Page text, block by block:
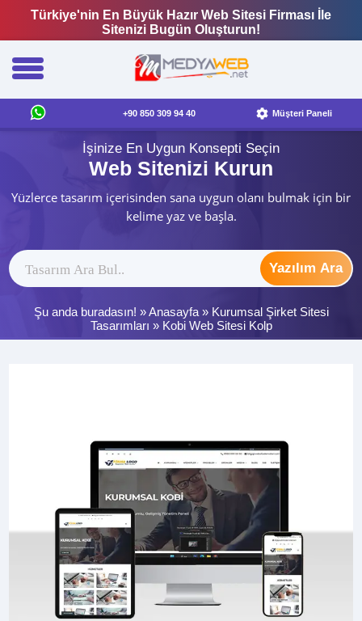
Türkiye'nin En Büyük Hazır Web Sitesi Firması İle
Sitenizi Bugün Oluşturun!
+90 850 309 94 40 Müşteri Paneli
İşinize En Uygun Konsepti Seçin
Web Sitenizi Kurun
Yüzlerce tasarım içerisinden sana uygun olanı bulmak için bir
kelime yaz ve başla.
Yazılım Ara
Şu anda buradasın! »Anasayfa» Kurumsal Şirket Sitesi
Tasarımları » Kobi Web Sitesi Kolp